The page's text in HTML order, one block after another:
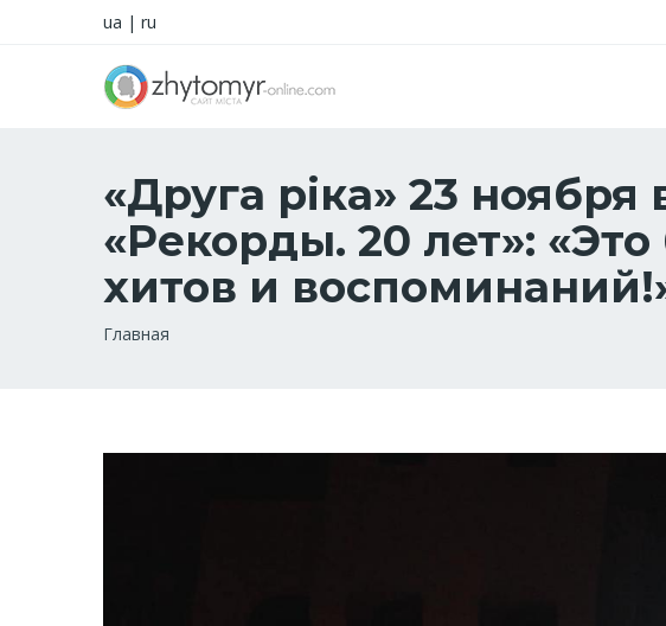
ua | ru
«Друга ріка» 23
«Рекорды. 20 лет»:
хитов и
Строка
Главная